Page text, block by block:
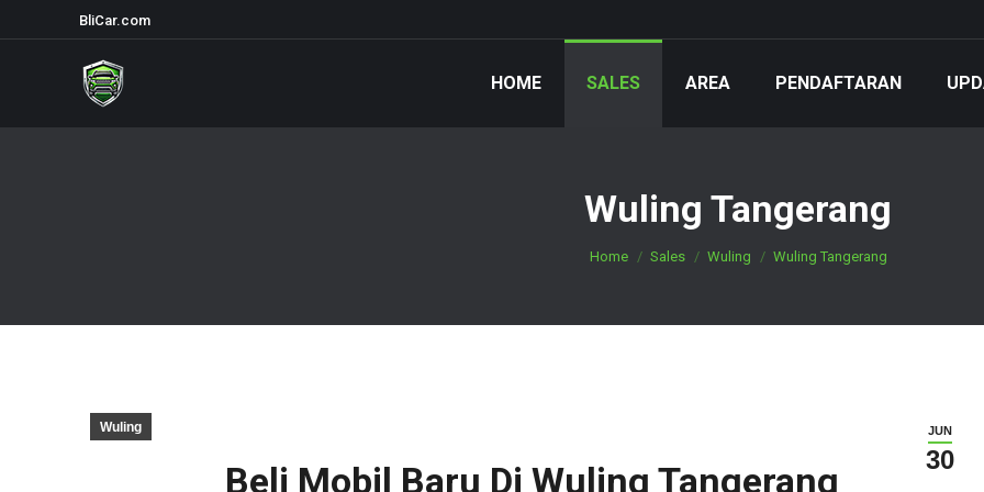
BliCar.com
HOME SALES AREA PENDAFTARAN
Wuling Tangerang
You are here:
Home Sales Wuling Wuling Tangerang
JUN
30
Wuling
Beli Mobil Baru Di Wuling Tangerang